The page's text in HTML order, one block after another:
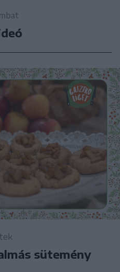
sütemény